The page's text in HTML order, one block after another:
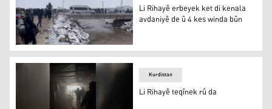
Riha
Li Rihayê erbeyek ket di kenala
avdaniyê de û 4 kes winda bûn
Kurdistan
Li Rihayê teqînek rû da